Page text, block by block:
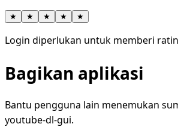
★ ★ ★ ★ ★
Login diperlukan untuk memberi
Bagikan aplikasi
Bantu pengguna lain menemukan
youtube-dl-gui.